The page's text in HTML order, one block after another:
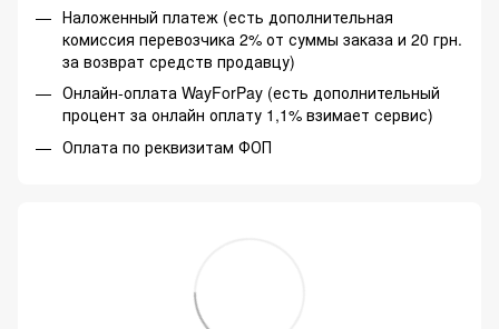
Наложенный платеж (есть дополнительная
комиссия перевозчика 2% от суммы заказа и 20 грн.
за возврат средств продавцу)
Онлайн-оплата WayForPay (есть дополнительный
процент за онлайн оплату 1,1% взимает сервис)
Оплата по реквизитам ФОП